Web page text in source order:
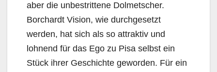
aber die unbestrittene Dolmetscher.
Borchardt Vision, wie durchgesetzt
werden, hat sich als so attraktiv und
lohnend für das Ego zu Pisa selbst ein
Stück ihrer Geschichte geworden. Für ein